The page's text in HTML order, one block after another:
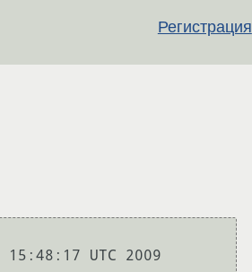
Регистрация
UTC 2009